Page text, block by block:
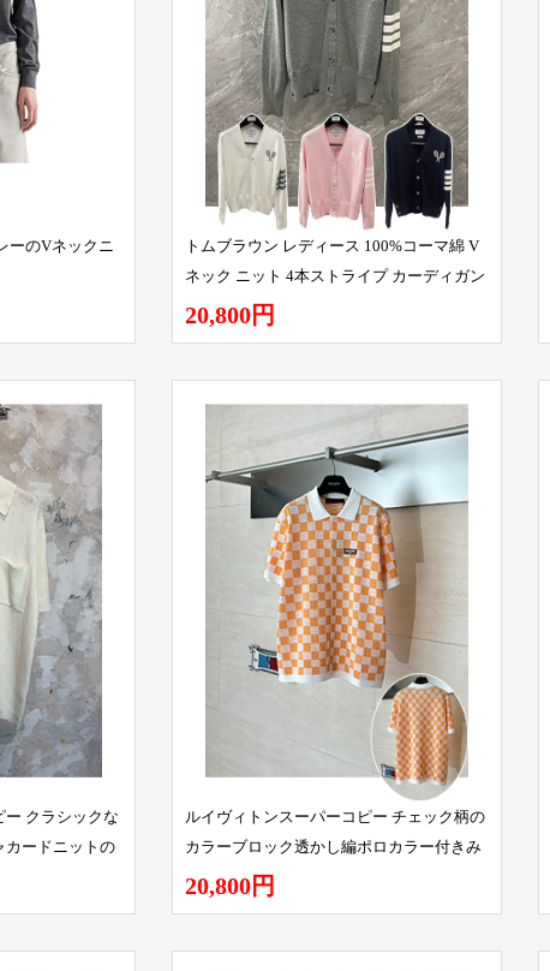
ーのVネックニ
トムブラウン レディース 100%コーマ綿 V
ネック ニット 4本ストライプ カーディガン
20,800円
ー クラシックな
カードニットの
ルイヴィトンスーパーコピー チェック柄の
カラーブロック透かし編ポロカラー付きみ
半袖シャツ
20,800円